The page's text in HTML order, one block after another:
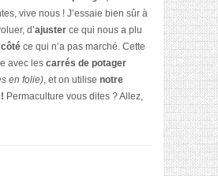
vive nous ! J’essaie bien sûr à
d’ajuster ce qui nous a plu
ce qui n’a pas marché. Cette
avec les carrés de potager
en folie), et on utilise notre
Permaculture vous dites ? Allez,